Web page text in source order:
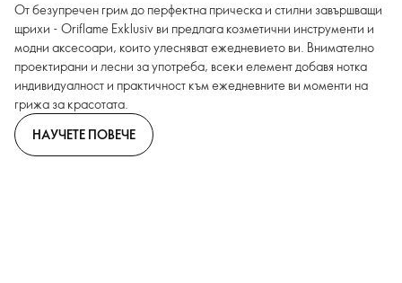
От безупречен грим до перфектна прическа и стилни завършващи
щрихи - Oriflame Exklusiv ви предлага козметични инструменти и
модни аксесоари, които улесняват ежедневието ви. Внимателно
проектирани и лесни за употреба, всеки елемент добавя нотка
индивидуалност и практичност към ежедневните ви моменти на
грижа за красотата.
НАУЧЕТЕ ПОВЕЧЕ